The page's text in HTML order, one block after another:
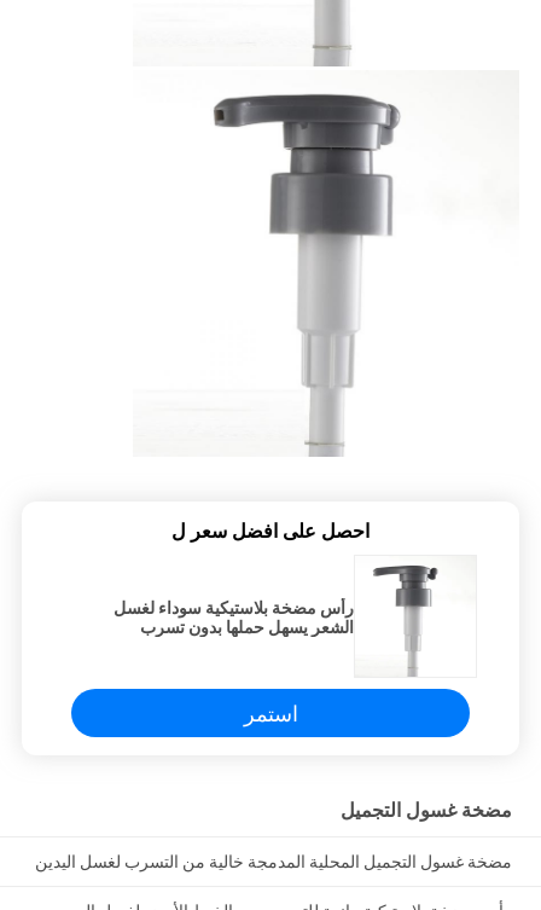
احصل على افضل سعر ل
رأس مضخة بلاستيكية سوداء لغسل
الشعر يسهل حملها بدون تسرب
استمر
مضخة غسول التجميل
مضخة غسول التجميل المحلية المدمجة خالية من التسرب لغسل اليدين